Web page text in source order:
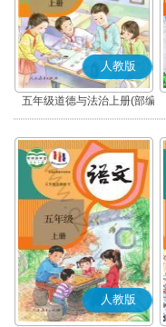
人教版
五年级道德与法治上册(部编
版)
人教版